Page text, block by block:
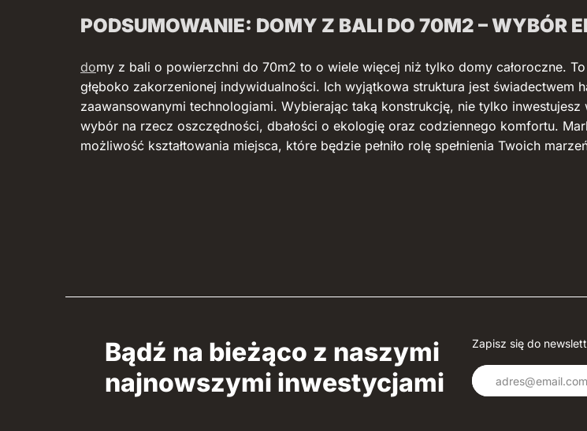
PODSUMOWANIE: DOMY Z BALI DO 70M2 – WYBÓR
domy z bali o powierzchni do 70m2 to o wiele więcej niż tylko domy całoroczne.
głęboko zakorzenionej indywidualności. Ich wyjątkowa struktura jest świadectwem
zaawansowanymi technologiami. Wybierając taką konstrukcję, nie tylko
wybór na rzecz oszczędności, dbałości o ekologię oraz codziennego komfortu.
możliwość kształtowania miejsca, które będzie pełniło rolę spełnienia Twoich
Bądź na bieżąco z naszymi
najnowszymi inwestycjami
Zapisz się do